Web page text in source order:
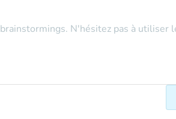
N'hésitez pas à utiliser